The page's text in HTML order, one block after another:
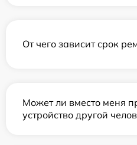
От чего зависит срок
Может ли вместо меня
устройство другой